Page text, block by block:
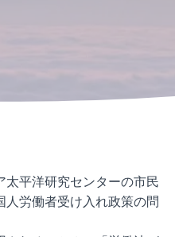
平洋研究センターの市民
労働者受け入れ政策の問